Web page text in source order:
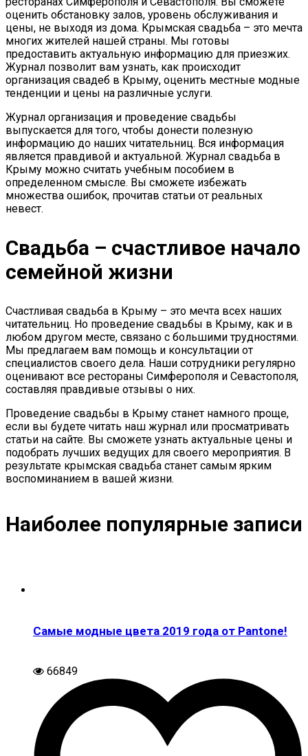
оценить обстановку залов, уровень обслуживания и
цены, не выходя из дома. Крымская свадьба – это мечта
многих жителей нашей страны. Мы готовы
предоставить актуальную информацию для приезжих.
Журнал позволит вам узнать, как происходит
организация свадеб в Крыму, оценить местные модные
тенденции и цены на различные услуги.
Журнал организация и проведение свадьбы
выпускается для того, чтобы донести полезную
информацию до наших читательниц. Вся информация
является правдивой и актуальной. Журнал свадьба в
Крыму можно считать учебным пособием в
определенном смысле. Вы сможете избежать
множества ошибок, прочитав статьи от реальных
невест.
Свадьба – счастливое начало
семейной жизни
Счастливая свадьба в Крыму – это мечта всех наших
читательниц. Но проведение свадьбы в Крыму, как и в
любом другом месте, связано с большими трудностями.
Мы предлагаем вам помощь и консультации от
специалистов своего дела. Наши сотрудники регулярно
оценивают все рестораны Симферополя и Севастополя,
составляя правдивые отзывы о них.
Проведение свадьбы в Крыму станет намного проще,
если вы будете читать наш журнал или просматривать
статьи на сайте. Вы сможете узнать актуальные цены и
подобрать лучших ведущих для своего мероприятия. В
результате крымская свадьба станет самым ярким
воспоминанием в вашей жизни.
Наиболее популярные записи
Самые модные цвета 2019 года от Pantone!
66849